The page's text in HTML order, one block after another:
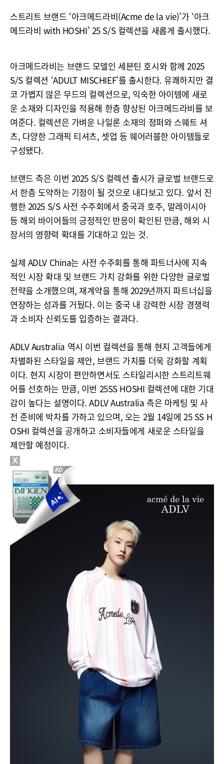
스트리트 브랜드 ‘아크메드라비(Acme de la vie)’가 ‘아크
메드라비 with HOSHI’ 25 S/S 컬렉션을 새롭게 출시했다.
아크메드라비는 브랜드 모델인 세븐틴 호시와 함께 2025
S/S 컬렉션 ‘ADULT MISCHIEF’를 출시한다. 유쾌하지만 결
코 가볍지 않은 무드의 컬렉션으로, 익숙한 아이템에 새로
운 소재와 디자인을 적용해 한층 향상된 아크메드라비를 보
여준다. 컬렉션은 가벼운 나일론 소재의 점퍼와 스웨트 셔
츠, 다양한 그래픽 티셔츠, 셋업 등 웨어러블한 아이템들로
구성됐다.
브랜드 측은 이번 2025 S/S 컬렉션 출시가 글로벌 브랜드로
서 한층 도약하는 기점이 될 것으로 내다보고 있다. 앞서 진
행한 2025 S/S 사전 수주회에서 중국과 호주, 말레이시아
등 해외 바이어들의 긍정적인 반응이 확인된 만큼, 해외 시
장서의 영향력 확대를 기대하고 있는 것.
실제 ADLV China는 사전 수주회를 통해 파트너사에 지속
적인 시장 확대 및 브랜드 가치 강화를 위한 다양한 글로벌
전략을 소개했으며, 재계약을 통해 2029년까지 파트너십을
연장하는 성과를 거뒀다. 이는 중국 내 강력한 시장 경쟁력
과 소비자 신뢰도를 입증하는 결과다.
ADLV Australia 역시 이번 컬렉션을 통해 현지 고객들에게
차별화된 스타일을 제안, 브랜드 가치를 더욱 강화할 계획
이다. 현지 시장이 편안하면서도 스타일리시한 스트리트웨
어를 선호하는 만큼, 이번 25SS HOSHI 컬렉션에 대한 기대
감이 높다는 설명이다. ADLV Australia 측은 마케팅 및 사
전 준비에 박차를 가하고 있으며, 오는 2월 14일에 25 SS H
OSHI 컬렉션을 공개하고 소비자들에게 새로운 스타일을
제안할 예정이다.
X